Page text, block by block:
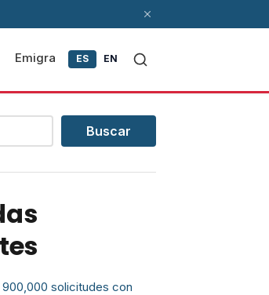
Emigra ES EN
Buscar
900,000 solicitudes con